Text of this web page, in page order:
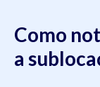
Como
a